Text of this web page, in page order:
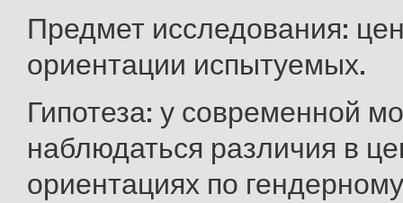
Предмет исследования:
ориентации испытуемых.
Гипотеза: у современной
наблюдаться различия в
ориентациях по